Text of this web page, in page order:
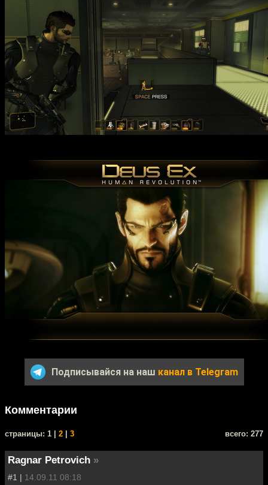
Подписывайся на наш канал в Telegram
Комментарии
cтраницы: 1 | 2 3 всего: 277
Ragnar Petrovich »
#1 | 14.09.11 08:18